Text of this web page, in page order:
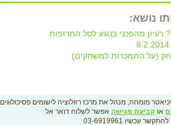
נושא:
רעיון מהפכני בנוגע לסל התרופות
(על התמכרות למשחקים)
מומחה, מנהל את מרכז רזולוציה לישומים פסיכולוגים
או קביעת פגישה אפשר לשלוח דואר אל
עכשיו 03-6919961